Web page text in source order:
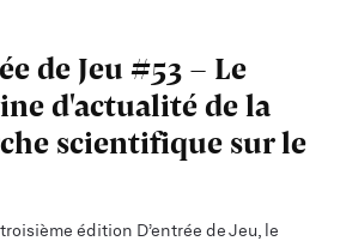
de Jeu #53 - Le
d'actualité de la
scientifique sur le
édition D’entrée de Jeu, le